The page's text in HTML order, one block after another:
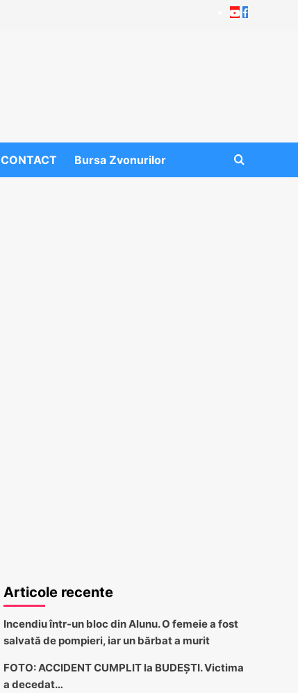
Youtube
Facebook
CONTACT Bursa Zvonurilor
Articole recente
Incendiu într-un bloc din Alunu. O femeie a fost
salvată de pompieri, iar un bărbat a murit
FOTO: ACCIDENT CUMPLIT la BUDEȘTI. Victima
a decedat…